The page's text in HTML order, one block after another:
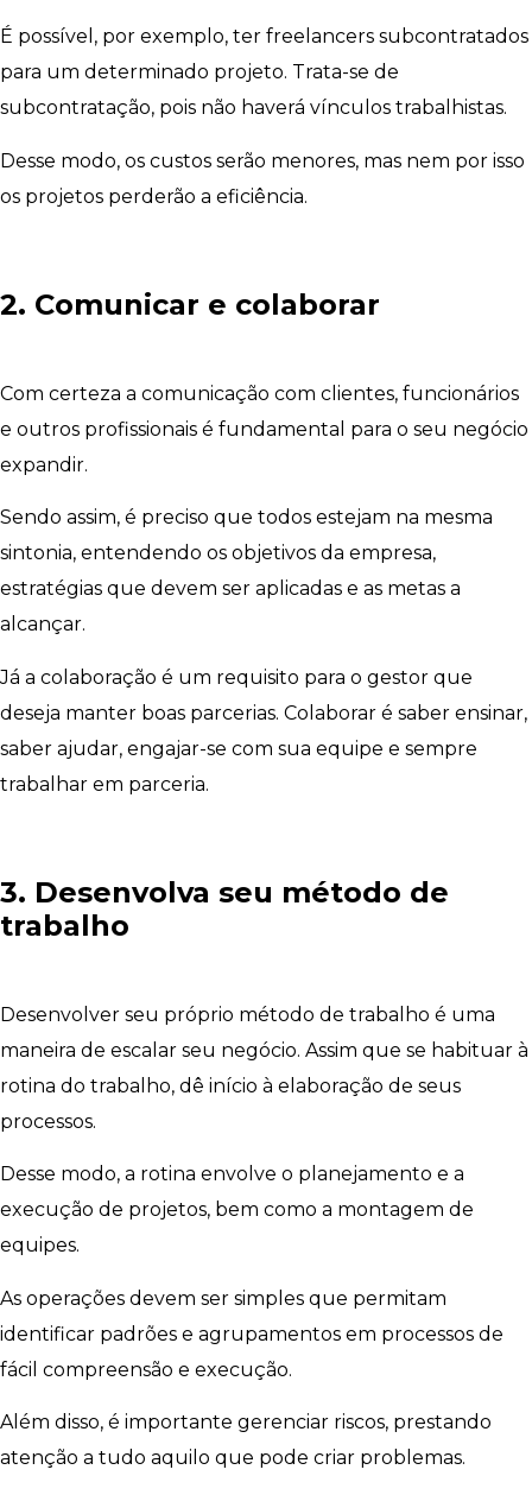
É possível, por exemplo, ter freelancers subcontratados
para um determinado projeto. Trata-se de
subcontratação, pois não haverá vínculos trabalhistas.
Desse modo, os custos serão menores, mas nem por isso
os projetos perderão a eficiência.
2. Comunicar e colaborar
Com certeza a comunicação com clientes, funcionários
e outros profissionais é fundamental para o seu negócio
expandir.
Sendo assim, é preciso que todos estejam na mesma
sintonia, entendendo os objetivos da empresa,
estratégias que devem ser aplicadas e as metas a
alcançar.
Já a colaboração é um requisito para o gestor que
deseja manter boas parcerias. Colaborar é saber ensinar,
saber ajudar, engajar-se com sua equipe e sempre
trabalhar em parceria.
3. Desenvolva seu método de
trabalho
Desenvolver seu próprio método de trabalho é uma
maneira de escalar seu negócio. Assim que se habituar à
rotina do trabalho, dê início à elaboração de seus
processos.
Desse modo, a rotina envolve o planejamento e a
execução de projetos, bem como a montagem de
equipes.
As operações devem ser simples que permitam
identificar padrões e agrupamentos em processos de
fácil compreensão e execução.
Além disso, é importante gerenciar riscos, prestando
atenção a tudo aquilo que pode criar problemas.